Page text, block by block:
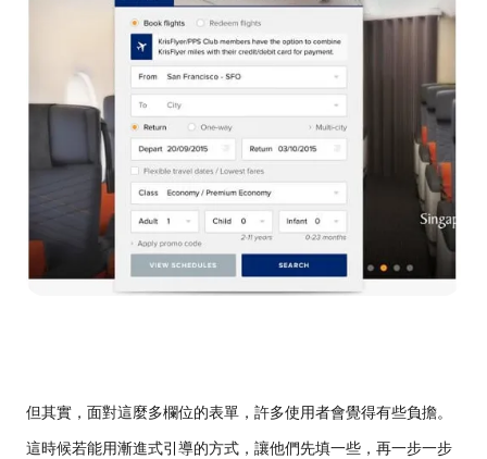
但其實，面對這麼多欄位的表單，許多使用者會覺得有些負擔。
這時候若能用漸進式引導的方式，讓他們先填一些，再一步一步